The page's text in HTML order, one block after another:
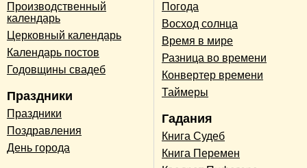
Производственный
календарь
Церковный календарь
Календарь постов
Годовщины свадеб
Праздники
Праздники
Поздравления
День города
Погода
Восход солнца
Время в мире
Разница во времени
Конвертер времени
Таймеры
Гадания
Книга Судеб
Книга Перемен